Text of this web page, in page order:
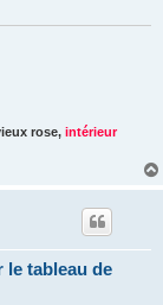
rose, intérieur
le tableau de